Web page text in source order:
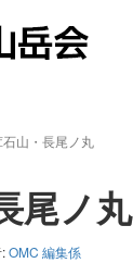
石山・長尾ノ丸
尾ノ丸
OMC 編集係